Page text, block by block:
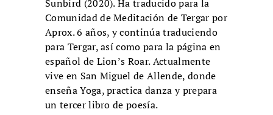
Sunbird (2020). Ha traducido para la
Comunidad de Meditación de Tergar por
Aprox. 6 años, y continúa traduciendo
para Tergar, así como para la página en
español de Lion’s Roar. Actualmente
vive en San Miguel de Allende, donde
enseña Yoga, practica danza y prepara
un tercer libro de poesía.